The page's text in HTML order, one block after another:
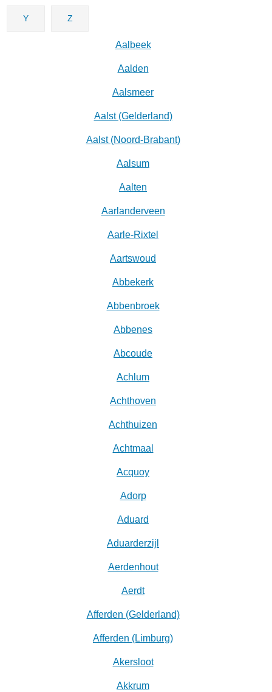
Y Z
Aalbeek
Aalden
Aalsmeer
Aalst (Gelderland)
Aalst (Noord-Brabant)
Aalsum
Aalten
Aarlanderveen
Aarle-Rixtel
Aartswoud
Abbekerk
Abbenbroek
Abbenes
Abcoude
Achlum
Achthoven
Achthuizen
Achtmaal
Acquoy
Adorp
Aduard
Aduarderzijl
Aerdenhout
Aerdt
Afferden (Gelderland)
Afferden (Limburg)
Akersloot
Akkrum